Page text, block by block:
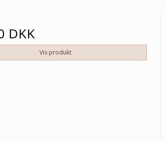
DKK
Vis produkt